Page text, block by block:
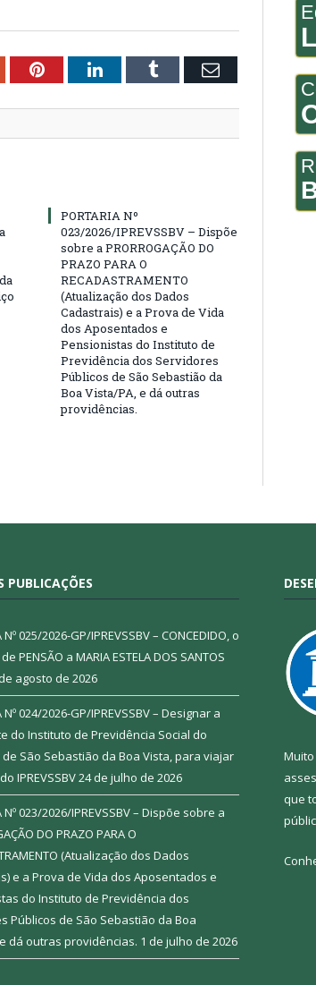
PinterestLinkedInTumblr Email
PORTARIA Nº
023/2026/IPREVSSBV – Dispõe
sobre a PRORROGAÇÃO DO
PRAZO PARA O
RECADASTRAMENTO
(Atualização dos Dados
Cadastrais) e a Prova de Vida
dos Aposentados e
Pensionistas do Instituto de
Previdência dos Servidores
Públicos de São Sebastião da
Boa Vista/PA, e dá outras
providências.
PUBLICAÇÕES
Nº 025/2026-GP/IPREVSSBV – CONCEDIDO, o
PENSÃO a MARIA ESTELA DOS SANTOS
agosto de 2026
Nº 024/2026-GP/IPREVSSBV – Designar a
do Instituto de Previdência Social do
São Sebastião da Boa Vista, para viajar
IPREVSSBV24 de julho de 2026
Nº 023/2026/IPREVSSBV – Dispõe sobre a
DO PRAZO PARA O
(Atualização dos Dados
e a Prova de Vida dos Aposentados e
do Instituto de Previdência dos
Públicos de São Sebastião da Boa
dá outras providências. 1 de julho de 2026
que